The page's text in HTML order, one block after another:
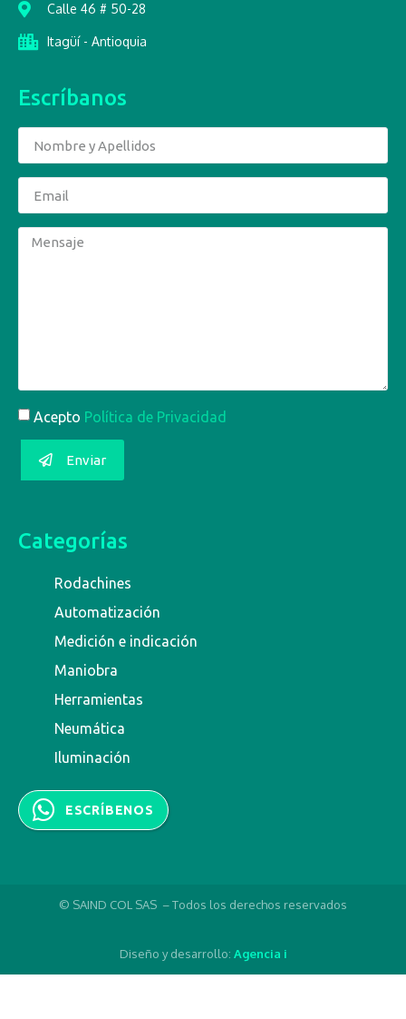
Calle 46 # 50-28
Itagüí - Antioquia
Escríbanos
Acepto Política de Privacidad
Enviar
Categorías
Rodachines
Automatización
Medición e indicación
Maniobra
Herramientas
Neumática
Iluminación
ESCRÍBENOS
© SAIND COL SAS – Todos los derechos reservados
Diseño y desarrollo: Agencia i